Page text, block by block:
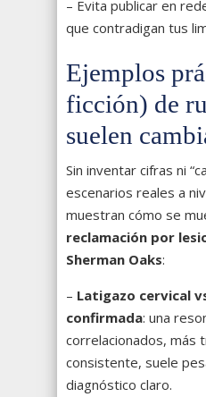
– Evita publicar en
que contradigan tus
Ejemplos
ficción) de
suelen
Sin inventar cifras ni
escenarios reales a
muestran cómo se
reclamación por
Sherman Oaks:
– Latigazo cervical
confirmada: una
correlacionados, más
consistente, suele
diagnóstico claro.